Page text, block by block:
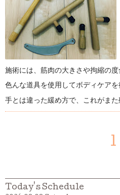
施術には、筋肉の大きさや拘縮の度
色んな道具を使用してボディケアを
手とは違った緩め方で、これがま
1
Today's Schedule